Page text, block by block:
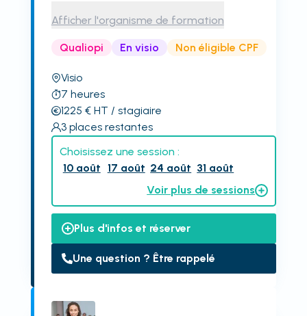
Afficher l'organisme de formation
Qualiopi En visio Non éligible CPF
Visio
7 heures
1225 € HT / stagiaire
3 places restantes
Choisissez une session :
10 août 17 août 24 août 31 août
Voir plus de sessions
Plus d'infos et réserver
Une question ? Être rappelé